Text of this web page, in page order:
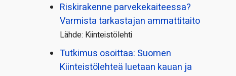
Riskirakenne parvekekaiteessa?
Varmista tarkastajan ammattitaito
Lähde: Kiinteistölehti
Tutkimus osoittaa: Suomen
Kiinteistölehteä luetaan kauan ja